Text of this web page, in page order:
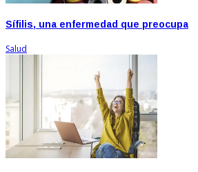
Sífilis, una enfermedad que preocupa
Salud